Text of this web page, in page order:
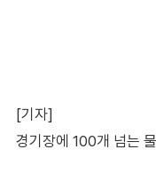
[기자]
경기장에 100개 넘는